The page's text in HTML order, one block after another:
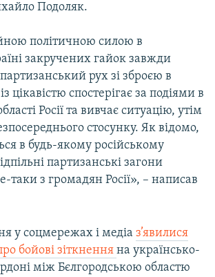
Подоляк.
політичною силою в
закручених гайок завжди
рух зі зброєю в
цікавістю спостерігає за подіями в
Росії та вивчає ситуацію, утім
стосунку. Як відомо,
в будь-якому російському
партизанські загони
таки з громадян Росії», – написав
у соцмережах і медіа з’явилися
бойові зіткнення ​на українсько-
між Бєлгородською областю